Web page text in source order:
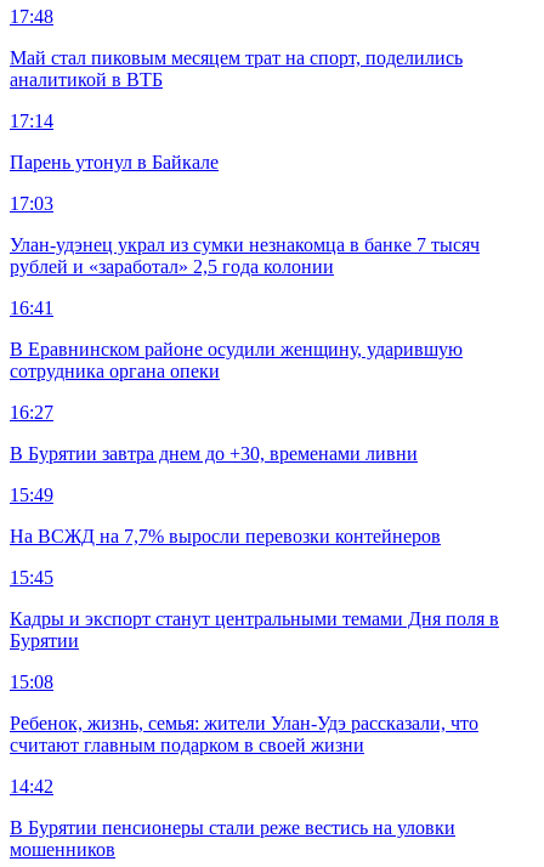
17:48
Май стал пиковым месяцем трат на спорт, поделились
аналитикой в ВТБ
17:14
Парень утонул в Байкале
17:03
Улан-удэнец украл из сумки незнакомца в банке 7 тысяч
рублей и «заработал» 2,5 года колонии
16:41
В Еравнинском районе осудили женщину, ударившую
сотрудника органа опеки
16:27
В Бурятии завтра днем до +30, временами ливни
15:49
На ВСЖД на 7,7% выросли перевозки контейнеров
15:45
Кадры и экспорт станут центральными темами Дня поля в
Бурятии
15:08
Ребенок, жизнь, семья: жители Улан-Удэ рассказали, что
считают главным подарком в своей жизни
14:42
В Бурятии пенсионеры стали реже вестись на уловки
мошенников